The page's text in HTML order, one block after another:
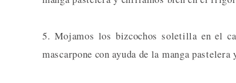
5. Mojamos los bizcochos soletilla en el
mascarpone con ayuda de la manga